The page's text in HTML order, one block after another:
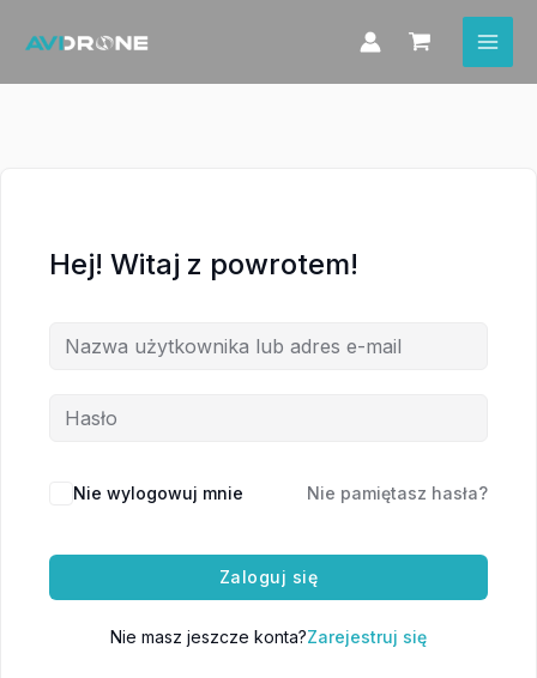
Hej! Witaj z powrotem!
Nie wylogowuj mnie Nie pamiętasz hasła?
Zaloguj się
Nie masz jeszcze konta?Zarejestruj się